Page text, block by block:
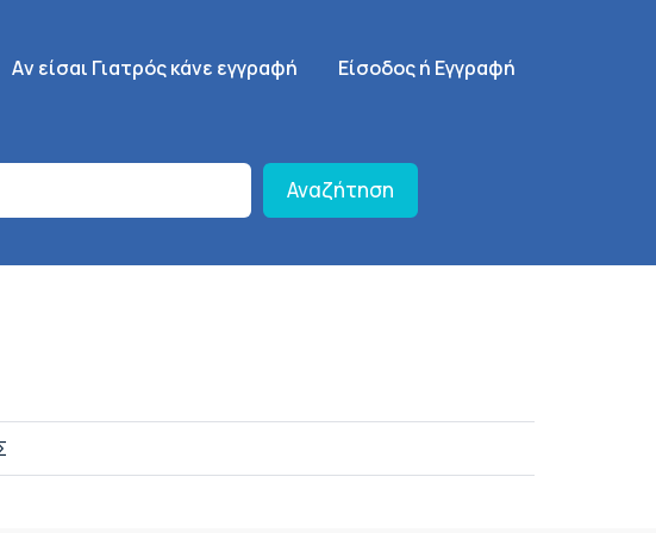
Κεντρική πλοήγηση
Aν είσαι Γιατρός κάνε εγγραφή SignUp Menu
Είσοδος ή Εγγραφή
Αναζήτηση